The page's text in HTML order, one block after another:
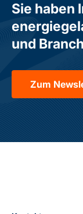
Sie haben
und
Zum